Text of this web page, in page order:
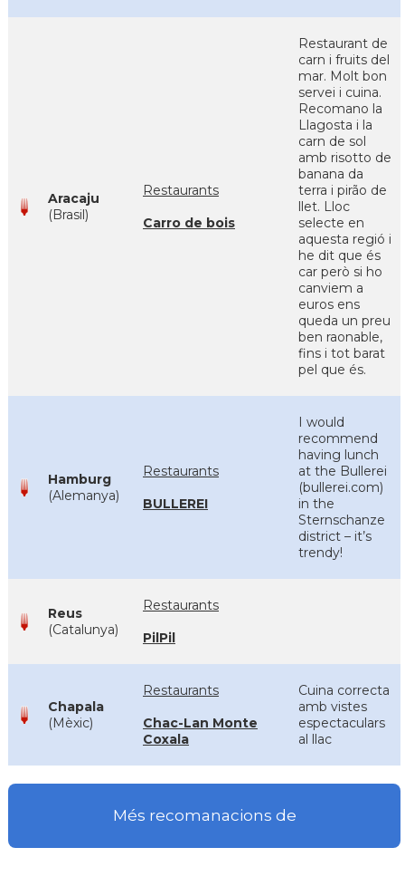
Aracaju
(Brasil)
Restaurants
Carro de bois
Restaurant de
carn i fruits del
mar. Molt bon
servei i cuina.
Recomano la
Llagosta i la
carn de sol
amb risotto de
banana da
terra i pirão de
llet. Lloc
selecte en
aquesta regió i
he dit que és
car però si ho
canviem a
euros ens
queda un preu
ben raonable,
fins i tot barat
pel que és.
Hamburg
(Alemanya)
Restaurants
BULLEREI
I would
recommend
having lunch
at the Bullerei
(bullerei.com)
in the
Sternschanze
district – it’s
trendy!
Reus
(Catalunya)
Restaurants
PilPil
Chapala
(Mèxic)
Restaurants
Chac-Lan Monte
Coxala
Cuina correcta
amb vistes
espectaculars
al llac
Més recomanacions de